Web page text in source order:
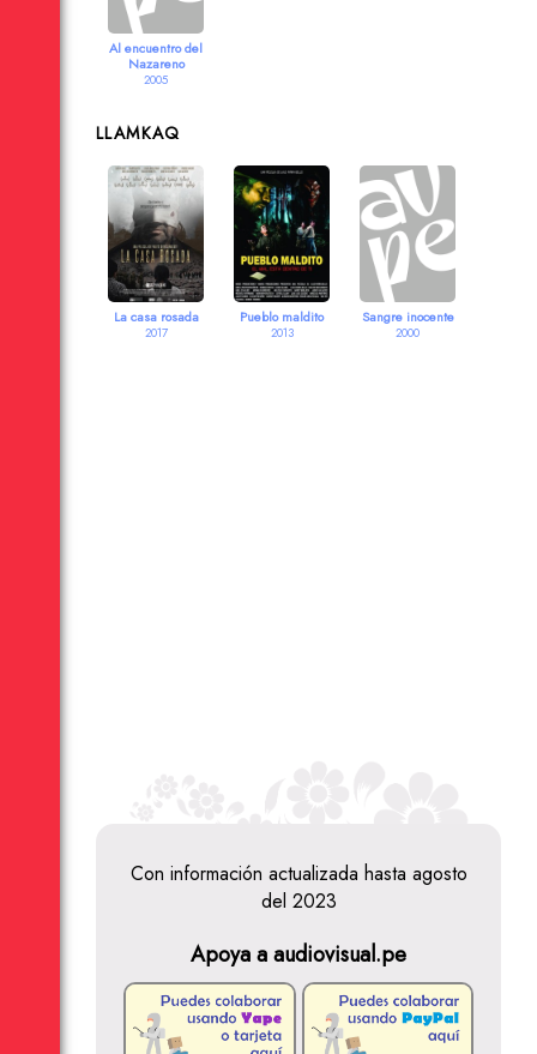
Al encuentro del
Nazareno
2005
LLAMKAQ
La casa rosada
2017
Pueblo maldito
2013
Sangre inocente
2000
Con información actualizada hasta agosto
del 2023
Apoya a audiovisual.pe